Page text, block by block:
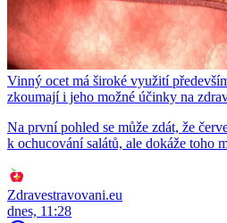
Vinný ocet má široké využití
zkoumají i jeho možné účinky na
Na první pohled se může zdát, že
k ochucování salátů, ale dokáže toho
Zdravestravovani.eu
dnes, 11:28